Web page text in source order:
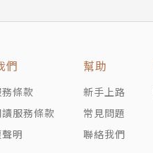
19）
們
條款
服務條款
明
幫助
新手上路
常見問題
聯絡我們